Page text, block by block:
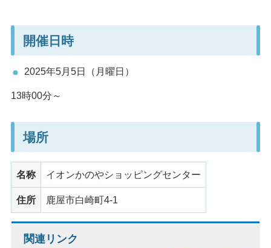
開催日時
2025年5月5日（月曜日）
13時00分～
場所
名称 イオンかのやショッピングセンター
住所 鹿屋市白崎町4-1
関連リンク